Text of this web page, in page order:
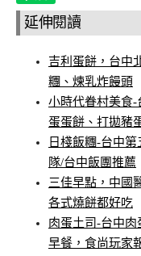
延伸閱讀
吉利蛋餅，台中
糰、煉乳炸饅頭
小時代眷村美食-
蛋蛋餅、打拋豬
日棧飯糰-台中
隊/台中飯團推薦
三佳早點，中國
各式燒餅都好吃
肉蛋土司-台中
早餐，食尚玩家